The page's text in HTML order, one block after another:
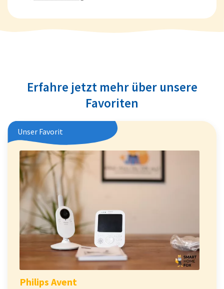
Erfahre jetzt mehr über unsere
Favoriten
Unser Favorit
Philips Avent